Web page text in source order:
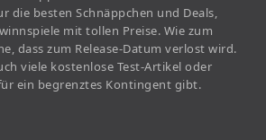
die besten Schnäppchen und Deals,
mit tollen Preise. Wie zum
dass zum Release-Datum verlost wird.
viele kostenlose Test-Artikel oder
ein begrenztes Kontingent gibt.